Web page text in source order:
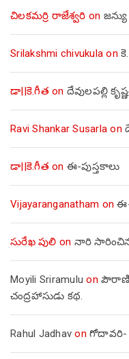
చిలకమర్రి రాజేశ్వరి on
Srilakshmi chivukula on
డా||కె.గీత on దేవులపల్లి
Ravi Shankar Susarla on
డా||కె.గీత on ఈ-పుస్తకాలు
Vijayaranganatham onఈ-
సురేఖ పులి on నారి
Moyili Sriramulu on
చంద్రహాసుడు కథ.
Rahul Jadhav on గోదావరి-